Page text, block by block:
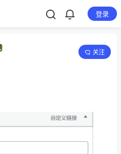
登录
关注